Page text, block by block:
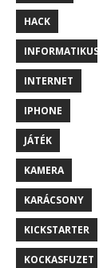
HACK
INFORMATIKUS
INTERNET
IPHONE
JÁTÉK
KAMERA
KARÁCSONY
KICKSTARTER
KOCKASFUZET